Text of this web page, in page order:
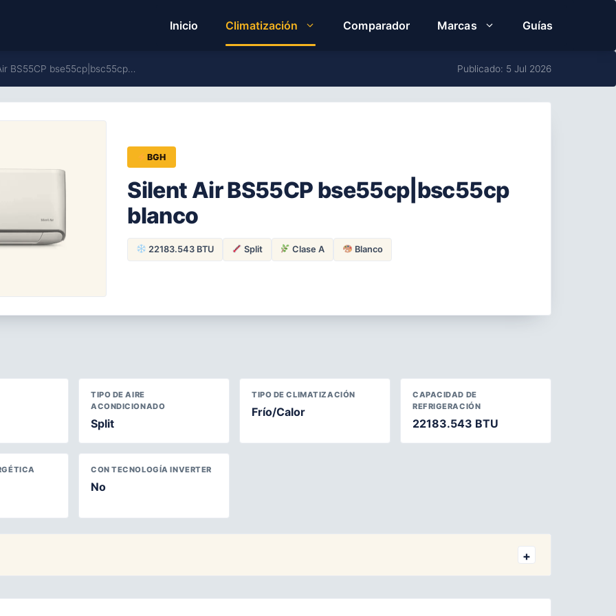
Inicio Climatización Comparador Marcas Guías
BS55CP bse55cp|bsc55cp… Publicado: 5 Jul 2026
BGH
Silent Air BS55CP bse55cp|bsc55cp
blanco
22183.543 BTU Split Clase A Blanco
TIPO DE AIRE
ACONDICIONADO
Split
TIPO DE CLIMATIZACIÓN
Frío/Calor
CAPACIDAD DE
REFRIGERACIÓN
22183.543 BTU
CON TECNOLOGÍA INVERTER
No